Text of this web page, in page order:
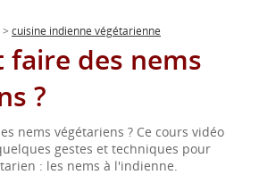
> cuisine indienne végétarienne
faire des nems
?
nems végétariens ? Ce cours vidéo
gestes et techniques pour
: les nems à l'indienne.